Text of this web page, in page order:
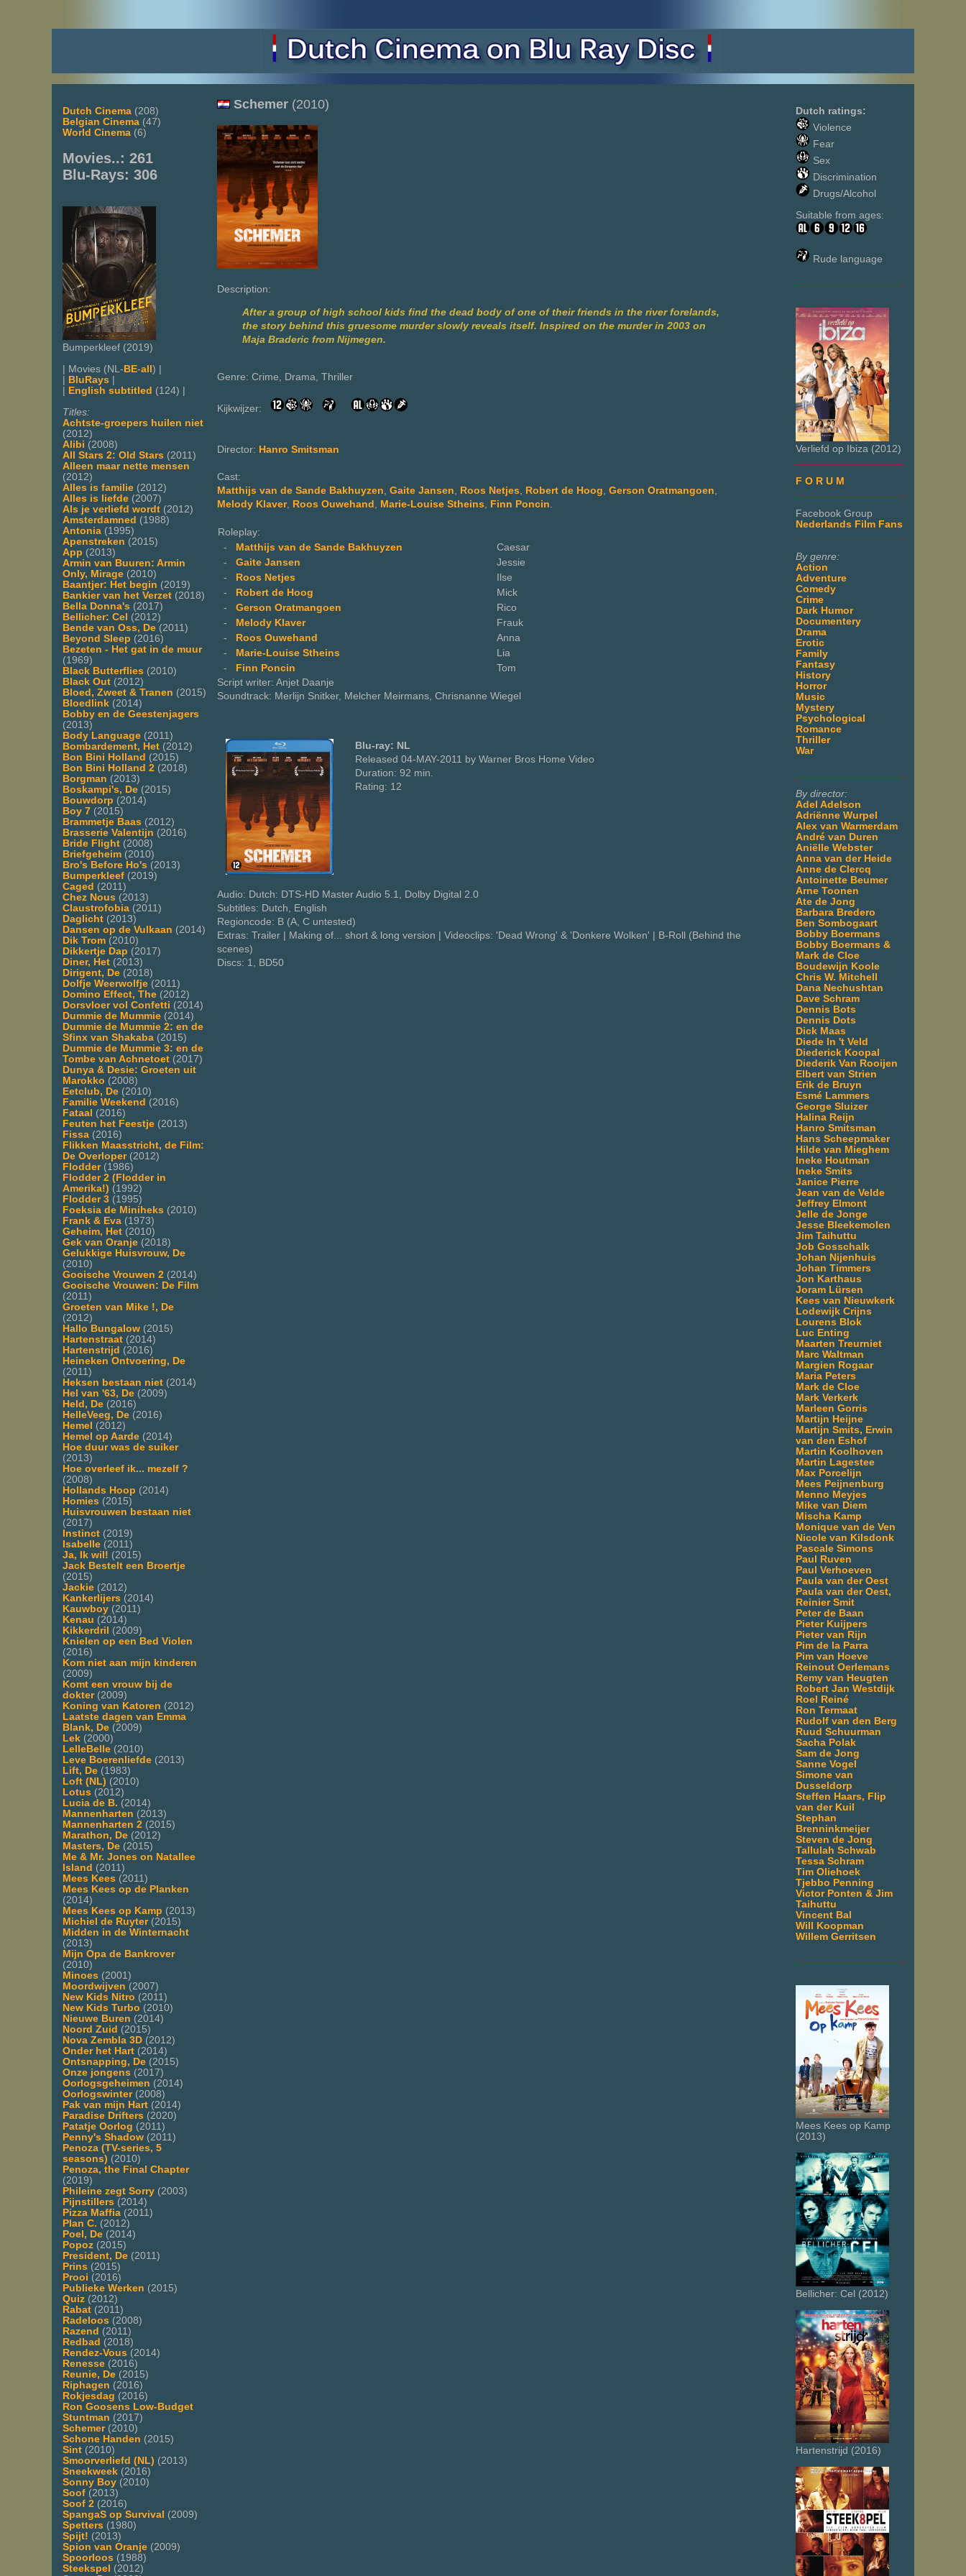
Dutch Cinema (208)
Belgian Cinema (47)
World Cinema (6)
Movies..: 261
Blu-Rays: 306
Bumperkleef (2019)
| Movies (NL-BE-all) |
| BluRays |
| English subtitled (124) |
Titles:
Achtste-groepers huilen niet
(2012)
Alibi (2008)
All Stars 2: Old Stars (2011)
Alleen maar nette mensen
(2012)
Alles is familie (2012)
Alles is liefde (2007)
Als je verliefd wordt (2012)
Amsterdamned (1988)
Antonia (1995)
Apenstreken (2015)
App (2013)
Armin van Buuren: Armin
Only, Mirage (2010)
Baantjer: Het begin (2019)
Bankier van het Verzet (2018)
Bella Donna's (2017)
Bellicher: Cel (2012)
Bende van Oss, De (2011)
Beyond Sleep (2016)
Bezeten - Het gat in de muur
(1969)
Black Butterflies (2010)
Black Out (2012)
Bloed, Zweet & Tranen (2015)
Bloedlink (2014)
Bobby en de Geestenjagers
(2013)
Body Language (2011)
Bombardement, Het (2012)
Bon Bini Holland (2015)
Bon Bini Holland 2 (2018)
Borgman (2013)
Boskampi's, De (2015)
Bouwdorp (2014)
Boy 7 (2015)
Brammetje Baas (2012)
Brasserie Valentijn (2016)
Bride Flight (2008)
Briefgeheim (2010)
Bro's Before Ho's (2013)
Bumperkleef (2019)
Caged (2011)
Chez Nous (2013)
Claustrofobia (2011)
Daglicht (2013)
Dansen op de Vulkaan (2014)
Dik Trom (2010)
Dikkertje Dap (2017)
Diner, Het (2013)
Dirigent, De (2018)
Dolfje Weerwolfje (2011)
Domino Effect, The (2012)
Dorsvloer vol Confetti (2014)
Dummie de Mummie (2014)
Dummie de Mummie 2: en de
Sfinx van Shakaba (2015)
Dummie de Mummie 3: en de
Tombe van Achnetoet (2017)
Dunya & Desie: Groeten uit
Marokko (2008)
Eetclub, De (2010)
Familie Weekend (2016)
Fataal (2016)
Feuten het Feestje (2013)
Fissa (2016)
Flikken Maasstricht, de Film:
De Overloper(2012)
Flodder(1986)
Flodder 2 (Flodder in
Amerika!) (1992)
Flodder 3 (1995)
Foeksia de Miniheks (2010)
Frank & Eva (1973)
Geheim, Het (2010)
Gek van Oranje (2018)
Gelukkige Huisvrouw, De
(2010)
Gooische Vrouwen 2 (2014)
Gooische Vrouwen: De Film
(2011)
Groeten van Mike !, De
(2012)
Hallo Bungalow (2015)
Hartenstraat (2014)
Hartenstrijd (2016)
Heineken Ontvoering, De
(2011)
Heksen bestaan niet (2014)
Hel van '63, De (2009)
Held, De (2016)
HelleVeeg, De (2016)
Hemel (2012)
Hemel op Aarde (2014)
Hoe duur was de suiker
(2013)
Hoe overleef ik... mezelf ?
(2008)
Hollands Hoop (2014)
Homies (2015)
Huisvrouwen bestaan niet
(2017)
Instinct (2019)
Isabelle (2011)
Ja, Ik wil! (2015)
Jack Bestelt een Broertje
(2015)
Jackie (2012)
Kankerlijers (2014)
Kauwboy (2011)
Kenau (2014)
Kikkerdril (2009)
Knielen op een Bed Violen
(2016)
Kom niet aan mijn kinderen
(2009)
Komt een vrouw bij de
dokter(2009)
Koning van Katoren (2012)
Laatste dagen van Emma
Blank, De (2009)
Lek (2000)
LelleBelle (2010)
Leve Boerenliefde (2013)
Lift, De (1983)
Loft (NL) (2010)
Lotus (2012)
Lucia de B. (2014)
Mannenharten (2013)
Mannenharten 2 (2015)
Marathon, De (2012)
Masters, De (2015)
Me & Mr. Jones on Natallee
Island (2011)
Mees Kees (2011)
Mees Kees op de Planken
(2014)
Mees Kees op Kamp (2013)
Michiel de Ruyter(2015)
Midden in de Winternacht
(2013)
Mijn Opa de Bankrover
(2010)
Minoes (2001)
Moordwijven (2007)
New Kids Nitro (2011)
New Kids Turbo (2010)
Nieuwe Buren (2014)
Noord Zuid (2015)
Nova Zembla 3D (2012)
Onder het Hart (2014)
Ontsnapping, De (2015)
Onze jongens (2017)
Oorlogsgeheimen (2014)
Oorlogswinter(2008)
Pak van mijn Hart (2014)
Paradise Drifters (2020)
Patatje Oorlog (2011)
Penny's Shadow (2011)
Penoza (TV-series, 5
seasons) (2010)
Penoza, the Final Chapter
(2019)
Phileine zegt Sorry (2003)
Pijnstillers (2014)
Pizza Maffia (2011)
Plan C. (2012)
Poel, De (2014)
Popoz (2015)
President, De (2011)
Prins (2015)
Prooi (2016)
Publieke Werken (2015)
Quiz (2012)
Rabat (2011)
Radeloos (2008)
Razend (2011)
Redbad (2018)
Rendez-Vous (2014)
Renesse (2016)
Reunie, De (2015)
Riphagen (2016)
Rokjesdag (2016)
Ron Goosens Low-Budget
Stuntman (2017)
Schemer(2010)
Schone Handen (2015)
Sint (2010)
Smoorverliefd (NL) (2013)
Sneekweek (2016)
Sonny Boy (2010)
Soof (2013)
Soof 2 (2016)
SpangaS op Survival (2009)
Spetters (1980)
Spijt! (2013)
Spion van Oranje (2009)
Spoorloos (1988)
Steekspel (2012)
Dutch ratings:
Violence
Fear
Sex
Discrimination
Drugs/Alcohol
Suitable from ages:
Rude language
Verliefd op Ibiza (2012)
F O R U M
Facebook Group
Nederlands Film Fans
By genre:
Action
Adventure
Comedy
Crime
Dark Humor
Documentery
Drama
Erotic
Family
Fantasy
History
Horror
Music
Mystery
Psychological
Romance
Thriller
War
By director:
Adel Adelson
Adriënne Wurpel
Alex van Warmerdam
André van Duren
Aniëlle Webster
Anna van der Heide
Anne de Clercq
Antoinette Beumer
Arne Toonen
Ate de Jong
Barbara Bredero
Ben Sombogaart
Bobby Boermans
Bobby Boermans &
Mark de Cloe
Boudewijn Koole
Chris W. Mitchell
Dana Nechushtan
Dave Schram
Dennis Bots
Dennis Dots
Dick Maas
Diede In 't Veld
Diederick Koopal
Diederik Van Rooijen
Elbert van Strien
Erik de Bruyn
Esmé Lammers
George Sluizer
Halina Reijn
Hanro Smitsman
Hans Scheepmaker
Hilde van Mieghem
Ineke Houtman
Ineke Smits
Janice Pierre
Jean van de Velde
Jeffrey Elmont
Jelle de Jonge
Jesse Bleekemolen
Jim Taihuttu
Job Gosschalk
Johan Nijenhuis
Johan Timmers
Jon Karthaus
Joram Lürsen
Kees van Nieuwkerk
Lodewijk Crijns
Lourens Blok
Luc Enting
Maarten Treurniet
Marc Waltman
Margien Rogaar
Maria Peters
Mark de Cloe
Mark Verkerk
Marleen Gorris
Martijn Heijne
Martijn Smits, Erwin
van den Eshof
Martin Koolhoven
Martin Lagestee
Max Porcelijn
Mees Peijnenburg
Menno Meyjes
Mike van Diem
Mischa Kamp
Monique van de Ven
Nicole van Kilsdonk
Pascale Simons
Paul Ruven
Paul Verhoeven
Paula van der Oest
Paula van der Oest,
Reinier Smit
Peter de Baan
Pieter Kuijpers
Pieter van Rijn
Pim de la Parra
Pim van Hoeve
Reinout Oerlemans
Remy van Heugten
Robert Jan Westdijk
Roel Reiné
Ron Termaat
Rudolf van den Berg
Ruud Schuurman
Sacha Polak
Sam de Jong
Sanne Vogel
Simone van
Dusseldorp
Steffen Haars, Flip
van der Kuil
Stephan
Brenninkmeijer
Steven de Jong
Tallulah Schwab
Tessa Schram
Tim Oliehoek
Tjebbo Penning
Victor Ponten & Jim
Taihuttu
Vincent Bal
Will Koopman
Willem Gerritsen
Mees Kees op Kamp
(2013)
Bellicher: Cel (2012)
Hartenstrijd (2016)
Schemer (2010)
Description:
After a group of high school kids find the dead body of one of their friends in the river forelands,
the story behind this gruesome murder slowly reveals itself. Inspired on the murder in 2003 on
Maja Braderic from Nijmegen.
Genre: Crime, Drama, Thriller
Kijkwijzer:
Director: Hanro Smitsman
Cast:
Matthijs van de Sande Bakhuyzen Gaite Jansen Roos Netjes Robert de Hoog Gerson Oratmangoen
Melody Klaver, Roos Ouwehand Marie-Louise Stheins Finn Poncin
Roleplay:
-
Matthijs van de Sande Bakhuyzen
Caesar
- Gaite Jansen
Jessie
-
Roos Netjes
Ilse
-
Robert de Hoog
Mick
- Gerson Oratmangoen
Rico
-
Melody Klaver
Frauk
-
Roos Ouwehand
Anna
-
Marie-Louise Stheins
Lia
-
Finn Poncin
Tom
Script writer: Anjet Daanje
Soundtrack: Merlijn Snitker, Melcher Meirmans, Chrisnanne Wiegel
Blu-ray: NL
Released 04-MAY-2011 by Warner Bros Home Video
Duration: 92 min.
Rating: 12
Audio: Dutch: DTS-HD Master Audio 5.1, Dolby Digital 2.0
Subtitles: Dutch, English
Regioncode: B (A, C untested)
Extras: Trailer | Making of... short & long version | Videoclips: 'Dead Wrong' & 'Donkere Wolken' | B-Roll (Behind the
scenes)
Discs: 1, BD50